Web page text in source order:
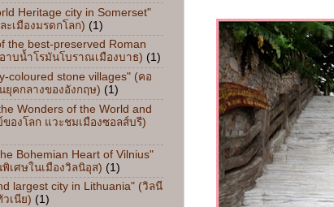
Heritage city in Somerset"
เมืองมรดกโลก) (1)
the best-preserved Roman
าบน้ำโรมันโบราณเมืองบาธ) (1)
coloured stone villages" (คอ
คกลางของอังกฤษ) (1)
Wonders of the World and
องโลก แวะชมเมืองซอลส์บรี)
Bohemian Heart of Vilnius"
เศษในเมืองวิลนิอุส) (1)
largest city in Lithuania" (วิลนี
เนีย) (1)